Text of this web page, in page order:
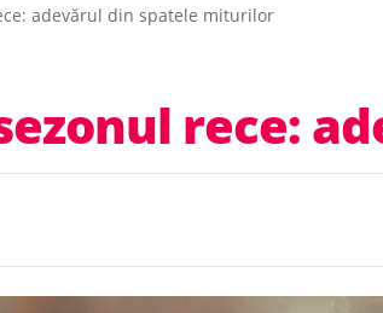
adevărul din spatele miturilor
rece: